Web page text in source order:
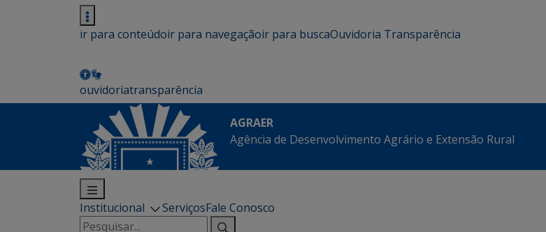
ir para conteúdoir para navegaçãoir para buscaOuvidoria Transparência
ouvidoriatransparência
AGRAER
Agência de Desenvolvimento Agrário e Extensão Rural
Institucional ServiçosFale Conosco
Pesquisar